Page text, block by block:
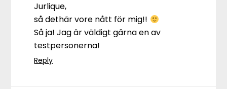
Jurlique,
så dethär vore nått för mig!!
Så ja! Jag är väldigt gärna en av
testpersonerna!
Reply